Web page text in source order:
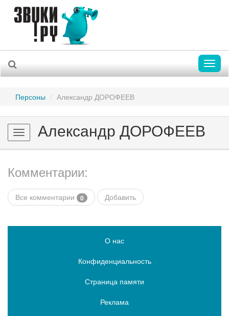
Персоны Александр ДОРОФЕЕВ
Toggle
navigation
Александр ДОРОФЕЕВ
Комментарии:
Все комментарии 0 Добавить
О нас
Конфиденциальность
Страница памяти
Реклама